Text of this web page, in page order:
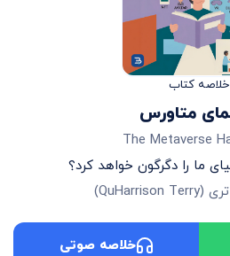
خلاصه کتاب
متاورس
The Metaverse
ما را دگرگون خواهد کرد؟
(
QuHarrison Terry
)
خلاصه صوتی